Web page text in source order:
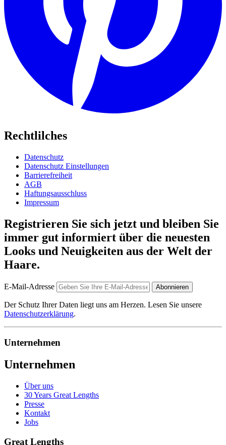
Rechtlilches
Datenschutz
Datenschutz Einstellungen
Barrierefreiheit
AGB
Haftungsausschluss
Impressum
Registrieren Sie sich jetzt und bleiben Sie
immer gut informiert über die neuesten
Looks und Neuigkeiten aus der Welt der
Haare.
E-Mail-Adresse Abonnieren
Der Schutz Ihrer Daten liegt uns am Herzen. Lesen Sie unsere
Datenschutzerklärung.
Unternehmen
Unternehmen
Über uns
30 Years Great Lengths
Presse
Kontakt
Jobs
Great Lengths